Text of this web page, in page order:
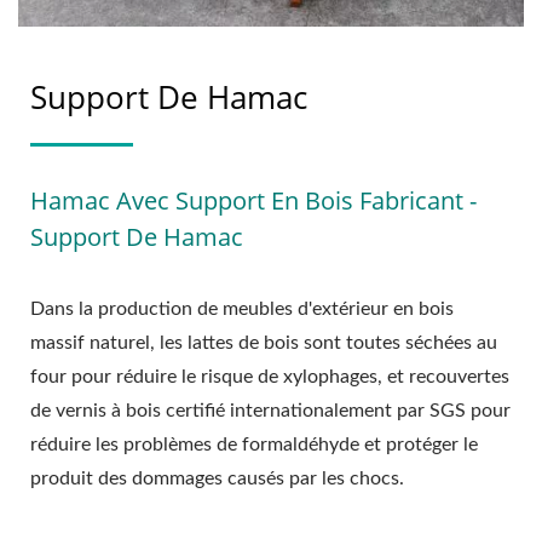
Support De Hamac
Hamac Avec Support En Bois Fabricant -
Support De Hamac
Dans la production de meubles d'extérieur en bois
massif naturel, les lattes de bois sont toutes séchées au
four pour réduire le risque de xylophages, et recouvertes
de vernis à bois certifié internationalement par SGS pour
réduire les problèmes de formaldéhyde et protéger le
produit des dommages causés par les chocs.